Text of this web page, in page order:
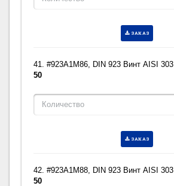
ЗАКАЗ
41. #923A1M86, DIN 923 Винт AISI
50
ЗАКАЗ
42. #923A1M88, DIN 923 Винт AISI
50